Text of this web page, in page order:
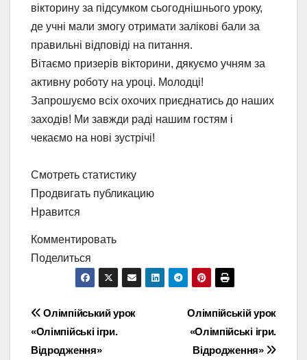
вікторину за підсумком сьогоднішнього уроку,
де учні мали змогу отримати залікові бали за
правильні відповіді на питання.
Вітаємо призерів вікторини, дякуємо учням за
активну роботу на уроці. Молодці!
Запрошуємо всіх охочих приєднатись до наших
заходів! Ми завжди раді нашим гостям і
чекаємо на нові зустрічі!
Смотреть статистику
Продвигать публикацию
Нравится
Комментировать
Поделиться
Навігація
записів
Олімпійській урок
«Олімпійські ігри.
Відродження»
Олімпійський урок
«Олімпійські ігри.
Відродження»